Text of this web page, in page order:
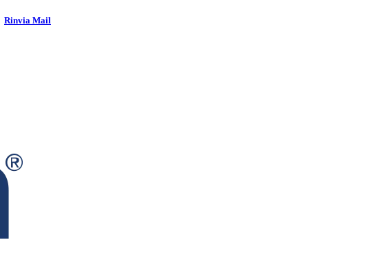
Rinvia Mail